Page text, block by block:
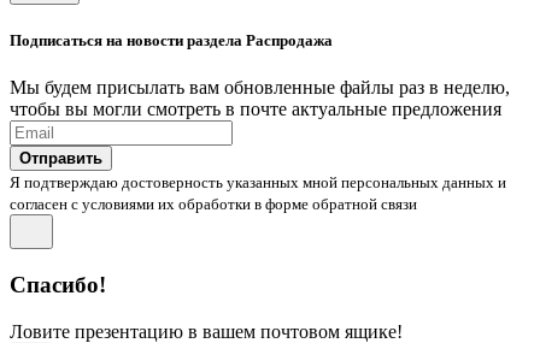
Подписаться на новости раздела Распродажа
Мы будем присылать вам обновленные файлы раз в неделю,
чтобы вы могли смотреть в почте актуальные предложения
Отправить
Я подтверждаю достоверность указанных мной персональных данных и
согласен с условиями их обработки в форме обратной связи
Спасибо!
Ловите презентацию в вашем почтовом ящике!